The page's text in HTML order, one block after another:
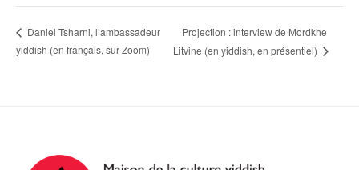
Daniel Tsharni, l’ambassadeur
yiddish (en français, sur Zoom)
Projection : interview de Mordkhe
Litvine (en yiddish, en présentiel)